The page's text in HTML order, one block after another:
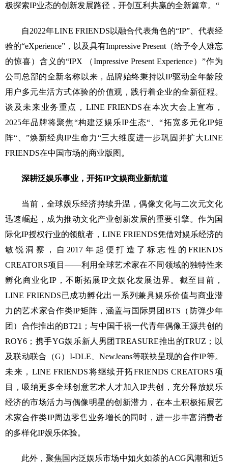
极探索IP业态的创新发展路径，开创互利共赢的全新篇章。“
自2022年LINE FRIENDS以融合代表角色的“IP”、代表经
验的“eXperience”，以及具有Impressive Present（给予令人难忘
的惊喜）含义的“IPX （Impressive Present Experience）”作为
公司总部的全新名称以来，品牌始终秉持以IP驱动全年龄段
用户多元生活方式体验的价值观，践行着企业的全新征程。
谈及未来业务重点，LINE FRIENDS在本次大会上宣布，
2025年品牌将聚焦“构建泛娱乐IP生态“、“拓宽多元化IP矩
阵“、”焕新经典IP生命力“三大维度进一步巩固并扩大LINE
FRIENDS在中国市场的商业版图。
深耕泛娱乐事业，开拓IP文娱商业新航道
当前，全球娱乐经济持续升温，偶像文化与二次元文化
迅速崛起，成为推动文化产业创新发展的重要引擎。作为国
际化IP授权行业的领航者，LINE FRIENDS凭借对娱乐经济的
敏锐洞察，自2017年起便打造了标志性的FRIENDS
CREATORS项目——利用全球艺术家在不同领域的独特性来
孵化商业化IP，不断拓展IP文娱化发展边界。截至目前，
LINE FRIENDS已成功孵化出一系列兼具娱乐价值与商业潜
力的艺术家合作类IP矩阵，涵盖与国际男团BTS（防弹少年
团）合作推出的BT21；与中国千禧一代青年偶像王源共创的
ROY6；携手YG娱乐新人男团TREASURE推出的TRUZ；以
及联动联合（G）I-DLE、NewJeans等联袂呈现的合作IP等。
未来，LINE FRIENDS将继续开拓FRIENDS CREATORS项
目，吸纳更多全球创意艺术人才加入IP共创，充分释放娱乐
经济的市场活力与偶像明星的创新潜力，在本土积极拓展艺
术家合作类IP周边零售业务增长的同时，进一步丰富消费者
的多样化IP娱乐体验。
此外，聚焦国内泛娱乐市场中如火如荼的ACG风潮和近5